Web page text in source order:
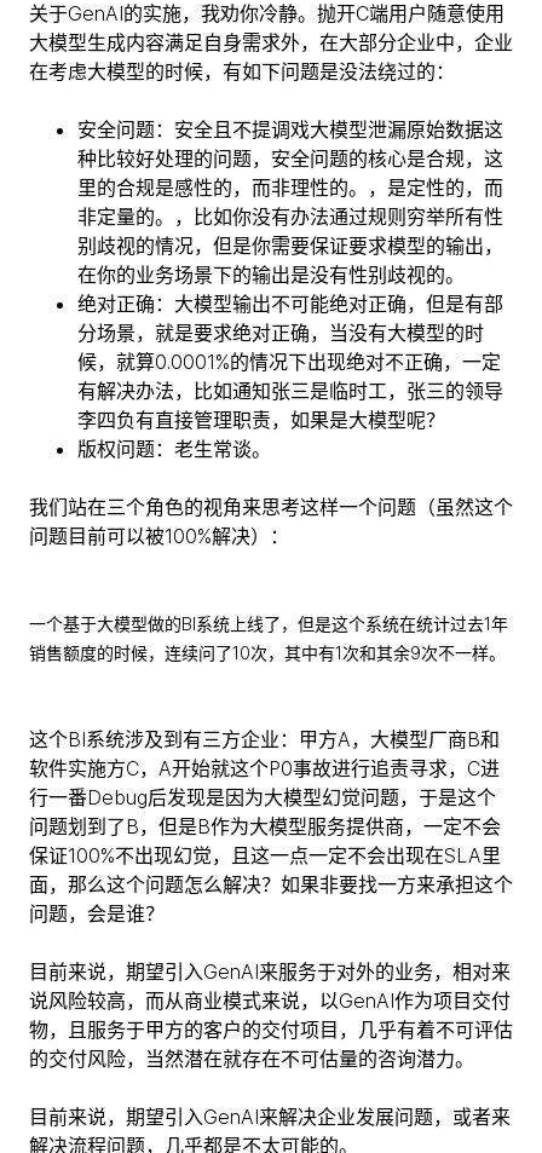
关于GenAI的实施，我劝你冷静。抛开C端用户随意使用
大模型生成内容满足自身需求外，在大部分企业中，企业
在考虑大模型的时候，有如下问题是没法绕过的：
安全问题：安全且不提调戏大模型泄漏原始数据这
种比较好处理的问题，安全问题的核心是合规，这
里的合规是感性的，而非理性的。，是定性的，而
非定量的。，比如你没有办法通过规则穷举所有性
别歧视的情况，但是你需要保证要求模型的输出，
在你的业务场景下的输出是没有性别歧视的。
绝对正确：大模型输出不可能绝对正确，但是有部
分场景，就是要求绝对正确，当没有大模型的时
候，就算0.0001%的情况下出现绝对不正确，一定
有解决办法，比如通知张三是临时工，张三的领导
李四负有直接管理职责，如果是大模型呢？
版权问题：老生常谈。
我们站在三个角色的视角来思考这样一个问题（虽然这个
问题目前可以被100%解决）：
一个基于大模型做的BI系统上线了，但是这个系统在统计过去1年
销售额度的时候，连续问了10次，其中有1次和其余9次不一样。
这个BI系统涉及到有三方企业：甲方A，大模型厂商B和
软件实施方C，A开始就这个P0事故进行追责寻求，C进
行一番Debug后发现是因为大模型幻觉问题，于是这个
问题划到了B，但是B作为大模型服务提供商，一定不会
保证100%不出现幻觉，且这一点一定不会出现在SLA里
面，那么这个问题怎么解决？如果非要找一方来承担这个
问题，会是谁？
目前来说，期望引入GenAI来服务于对外的业务，相对来
说风险较高，而从商业模式来说，以GenAI作为项目交付
物，且服务于甲方的客户的交付项目，几乎有着不可评估
的交付风险，当然潜在就存在不可估量的咨询潜力。
目前来说，期望引入GenAI来解决企业发展问题，或者来
解决流程问题，几乎都是不太可能的。